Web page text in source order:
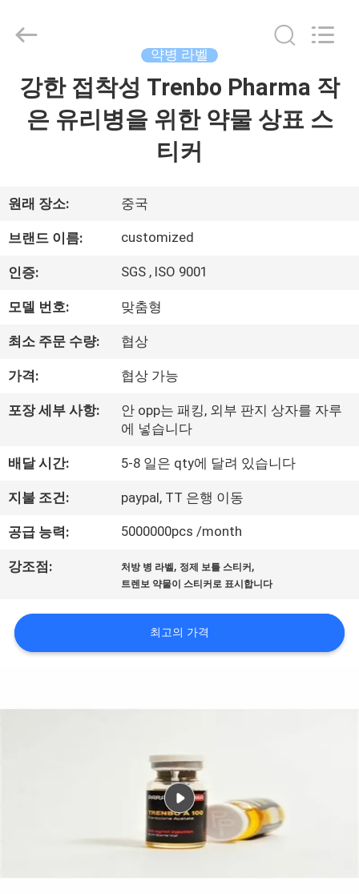
집
우
리
에
여
장
여
행
질
요
2017
Industry
Reserved.
약병 라벨
강한 접착성 Trenbo Pharma 작
은 유리병을 위한 약물 상표 스
티커
원래 장소: 중국
브랜드 이름: customized
인증: SGS , ISO 9001
모델 번호: 맞춤형
최소 주문 수량: 협상
가격: 협상 가능
포장 세부 사항:
안 opp는 패킹, 외부 판지 상자를 자루
에 넣습니다
배달 시간: 5-8 일은 qty에 달려 있습니다
지불 조건: paypal, TT 은행 이동
공급 능력: 5000000pcs /month
강조점: 처방 병 라벨, 정제 보틀 스티커 ,
트렌보 약물이 스티커로 표시합니다
최고의 가격